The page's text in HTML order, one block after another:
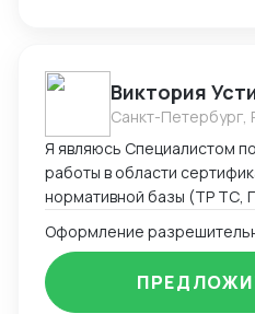
косметической продукции.
Панарина +7 (929) 651-08-
Виктория
Санкт-Петербург,
Я являюсь Специалистом по
работы в области
нормативной базы (ТР ТС,
позволяют мне эффективно
подтверждению
установленным требованиям.